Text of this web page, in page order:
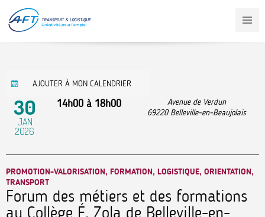
contenu
principal
AJOUTER À MON CALENDRIER
30
JAN
2026
14h00 à 18h00
Avenue de Verdun
69220 Belleville-en-Beaujolais
PROMOTION-VALORISATION, FORMATION, LOGISTIQUE, ORIENTATION,
TRANSPORT
Forum des métiers et des formations